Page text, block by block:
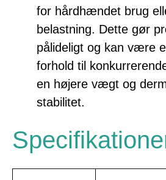
for hårdhændet brug
belastning. Dette gør
pålideligt og kan være
forhold til
en højere vægt og
stabilitet.